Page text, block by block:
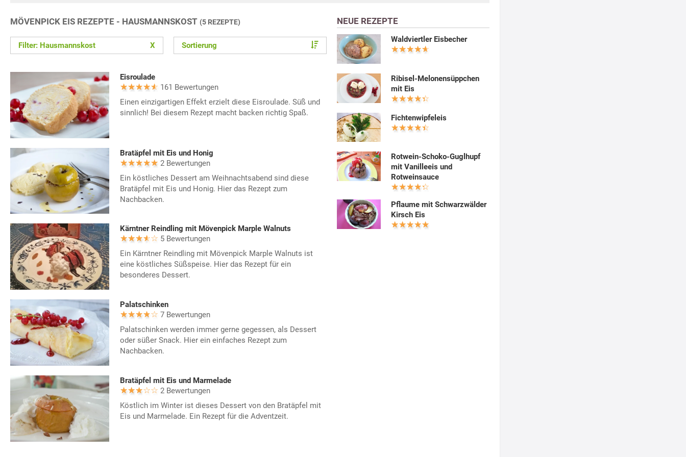
MÖVENPICK EIS REZEPTE - HAUSMANNSKOST (5 REZEPTE)
Filter: Hausmannskost X Sortierung
Eisroulade
161 Bewertungen
Einen einzigartigen Effekt erzielt diese Eisroulade. Süß und
sinnlich! Bei diesem Rezept macht backen richtig Spaß.
Bratäpfel mit Eis und Honig
2 Bewertungen
Ein köstliches Dessert am Weihnachtsabend sind diese
Bratäpfel mit Eis und Honig. Hier das Rezept zum
Nachbacken.
Kärntner Reindling mit Mövenpick Marple Walnuts
5 Bewertungen
Ein Kärntner Reindling mit Mövenpick Marple Walnuts ist
eine köstliches Süßspeise. Hier das Rezept für ein
besonderes Dessert.
Palatschinken
7 Bewertungen
Palatschinken werden immer gerne gegessen, als Dessert
oder süßer Snack. Hier ein einfaches Rezept zum
Nachbacken.
Bratäpfel mit Eis und Marmelade
2 Bewertungen
Köstlich im Winter ist dieses Dessert von den Bratäpfel mit
Eis und Marmelade. Ein Rezept für die Adventzeit.
NEUE REZEPTE
Waldviertler Eisbecher
Ribisel-Melonensüppchen
mit Eis
Fichtenwipfeleis
Rotwein-Schoko-Guglhupf
mit Vanilleeis und
Rotweinsauce
Pflaume mit Schwarzwälder
Kirsch Eis